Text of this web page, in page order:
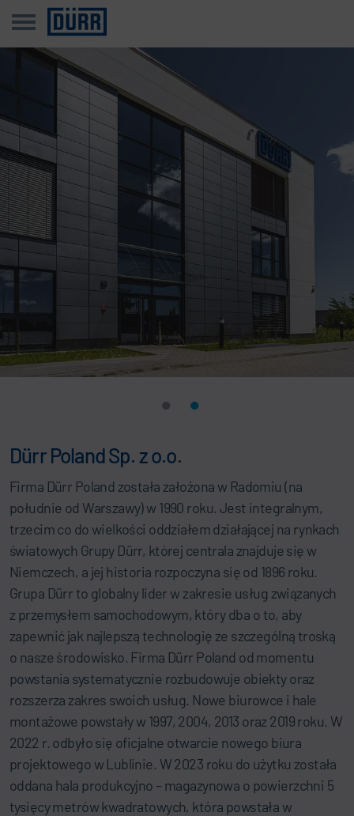
Dürr Poland Sp. z o.o.
Firma Dürr Poland została założona w Radomiu (na
południe od Warszawy) w 1990 roku. Jest integralnym,
trzecim co do wielkości oddziałem działającej na rynkach
światowych Grupy Dürr, której centrala znajduje się w
Niemczech, a jej historia rozpoczyna się od 1896 roku.
Grupa Dürr to globalny lider w zakresie usług związanych
z przemysłem samochodowym, który dba o to, aby
zapewnić jak najlepszą technologię ze szczególną troską
o nasze środowisko. Firma Dürr Poland od momentu
powstania systematycznie rozbudowuje obiekty oraz
rozszerza zakres swoich usług. Nowe biurowce i hale
montażowe powstały w 1997, 2004, 2013 oraz 2019 roku. W
2022 r. odbyło się oficjalne otwarcie nowego biura
projektowego w Lublinie. W 2023 roku do użytku została
oddana hala produkcyjno – magazynowa o powierzchni 5
tysięcy metrów kwadratowych, która powstała w